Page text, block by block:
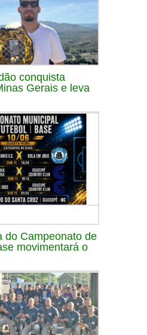
conquista
Gerais e leva
do Campeonato de
movimentará o